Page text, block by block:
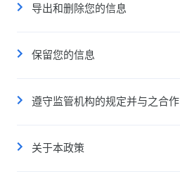
导出和删除您的信息
保留您的信息
遵守监管机构的规定并与之合作
关于本政策